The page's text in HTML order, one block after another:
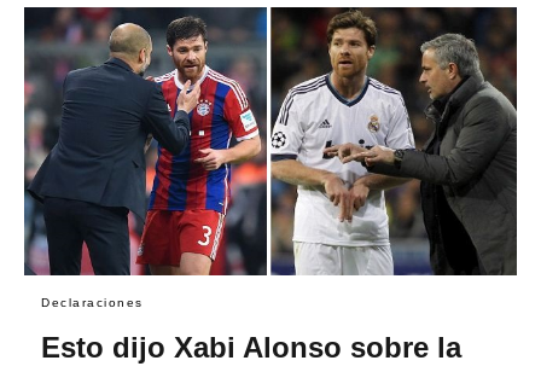
Declaraciones
Esto dijo Xabi Alonso sobre la